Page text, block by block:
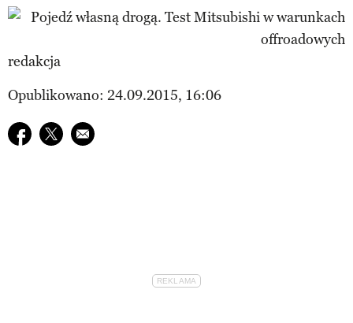
redakcja
Opublikowano: 24.09.2015, 16:06
Udostępnij na facebook
Udostępnij na twitter
E-mail do przyjaciela